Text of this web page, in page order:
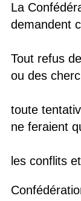
La
demandent
Tout refus
ou des
toute
ne feraient
les conflits